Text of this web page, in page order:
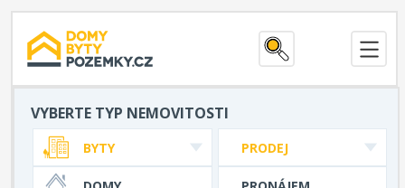
VYBERTE TYP NEMOVITOSTI
PRODEJ
BYTY